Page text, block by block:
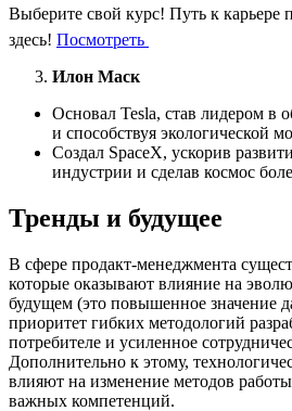
Выберите свой курс! Путь к карьере
здесь! Посмотреть
Илон Маск
Основал Tesla, став лидером в
и способствуя экологической
Создал SpaceX, ускорив
индустрии и сделав космос
Тренды и будущее
В сфере продакт-менеджмента
которые оказывают влияние на
будущем (это повышенное значение
приоритет гибких методологий
потребителе и усиленное
Дополнительно к этому,
влияют на изменение методов
важных компетенций.